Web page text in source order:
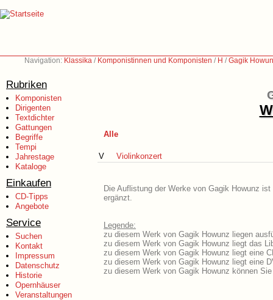
Navigation: Klassika / Komponistinnen und Komponisten / H /Gagik
Rubriken
Komponisten
Dirigenten
Textdichter
Gattungen
Begriffe
Tempi
Jahrestage
Kataloge
Einkaufen
CD-Tipps
Angebote
Service
Suchen
Kontakt
Impressum
Datenschutz
Historie
Opernhäuser
Veranstaltungen
Alle
V Violinkonzert
Die Auflistung der Werke von Gagik Howunz
ergänzt.
Legende:
zu diesem Werk von Gagik Howunz liegen
zu diesem Werk von Gagik Howunz liegt das
zu diesem Werk von Gagik Howunz liegt eine
zu diesem Werk von Gagik Howunz liegt eine
zu diesem Werk von Gagik Howunz können